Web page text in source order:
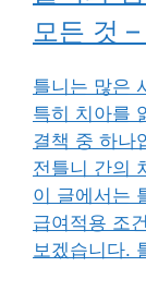
모든 것
틀니는 많은
특히 치아를
결책 중 하나
전틀니 간의
이 글에서는
급여적용 조
보겠습니다.